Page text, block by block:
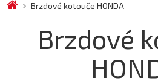
Brzdové kotouče HONDA
Brzdové